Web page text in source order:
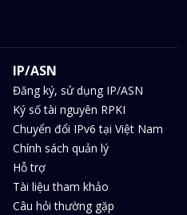
IP/ASN
Đăng ký, sử dụng IP/ASN
Ký số tài nguyên RPKI
Chuyển đổi IPv6 tại Việt Nam
Chính sách quản lý
Hỗ trợ
Tài liệu tham khảo
Câu hỏi thường gặp